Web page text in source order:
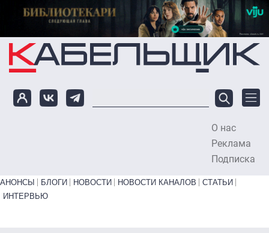
Перейти к основному содержанию
О нас
Реклама
Подписка
Primary links bottom
АНОНСЫ БЛОГИ НОВОСТИ НОВОСТИ КАНАЛОВ
СТАТЬИ
ИНТЕРВЬЮ